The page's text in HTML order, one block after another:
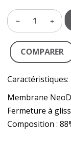
1
COMPARER
Caractéristiques:
Membrane
Fermeture à
Composition :